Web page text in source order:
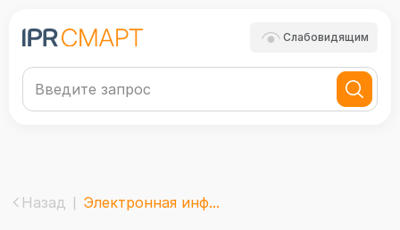
Слабовидящим
Назад Электронная инф...